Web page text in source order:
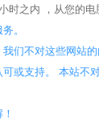
之内 ，从您的电
。
们不对这些网站的
或支持。 本站不